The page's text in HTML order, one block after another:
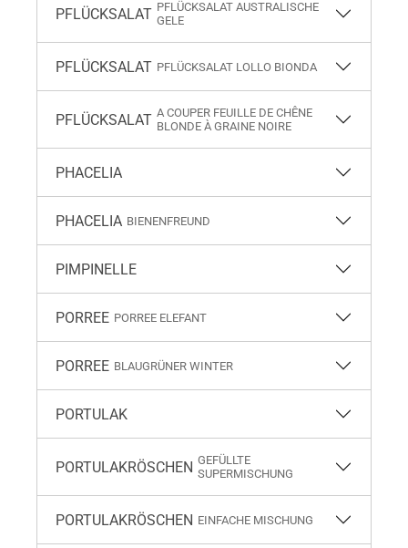
PFLÜCKSALAT PFLÜCKSALAT AUSTRALISCHE
GELE
PFLÜCKSALAT PFLÜCKSALAT LOLLO BIONDA
PFLÜCKSALAT A COUPER FEUILLE DE CHÊNE
BLONDE À GRAINE NOIRE
PHACELIA
PHACELIA BIENENFREUND
PIMPINELLE
PORREE PORREE ELEFANT
PORREE BLAUGRÜNER WINTER
PORTULAK
PORTULAKRÖSCHEN GEFÜLLTE
SUPERMISCHUNG
PORTULAKRÖSCHEN EINFACHE MISCHUNG